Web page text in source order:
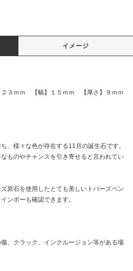
イメージ
３ｍｍ 【幅】１５ｍｍ 【厚さ】９ｍｍ
、様々な色が存在する11月の誕生石です。
ものやチャンスを引き寄せると言われてい
原石を使用したとても美しいトパーズペン
ンボーも確認できます。
、クラック、インクルージョン等がある場